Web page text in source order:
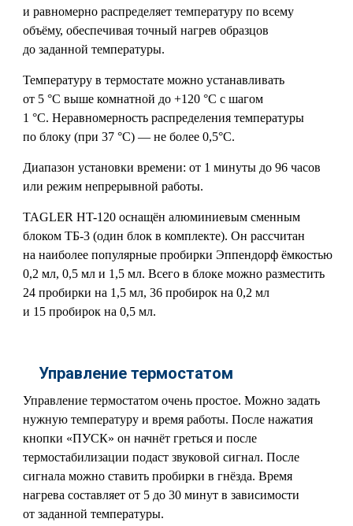
и равномерно распределяет температуру по всему
объёму, обеспечивая точный нагрев образцов
до заданной температуры.
Температуру в термостате можно устанавливать
от 5 °С выше комнатной до +120 °C с шагом
1 °С. Неравномерность распределения температуры
по блоку (при 37 °C) — не более 0,5°С.
Диапазон установки времени: от 1 минуты до 96 часов
или режим непрерывной работы.
TAGLER HT-120 оснащён алюминиевым сменным
блоком ТБ-3 (один блок в комплекте). Он рассчитан
на наиболее популярные пробирки Эппендорф ёмкостью
0,2 мл, 0,5 мл и 1,5 мл. Всего в блоке можно разместить
24 пробирки на 1,5 мл, 36 пробирок на 0,2 мл
и 15 пробирок на 0,5 мл.
Управление термостатом
Управление термостатом очень простое. Можно задать
нужную температуру и время работы. После нажатия
кнопки «ПУСК» он начнёт греться и после
термостабилизации подаст звуковой сигнал. После
сигнала можно ставить пробирки в гнёзда. Время
нагрева составляет от 5 до 30 минут в зависимости
от заданной температуры.